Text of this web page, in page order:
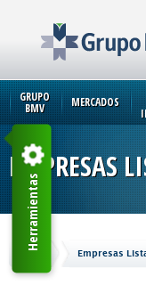
GRUPO
BMV MERCADOS
EMPRESAS
Inicio Empresas
Herramientas